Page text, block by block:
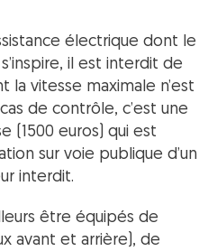
électrique dont le
il est interdit de
la vitesse maximale n’est
de contrôle, c’est une
(1500 euros) qui est
sur voie publique d’un
interdit.
être équipés de
avant et arrière), de